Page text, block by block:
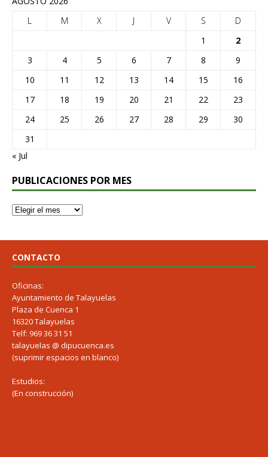
L
M X J V S
D
1
2
3
4 5 6 7 8
9
10
11 12 13 14 15
16
17
18 19 20 21 22
23
24
25 26 27 28 29
30
31
« Jul
PUBLICACIONES POR MES
CONTACTO
Oficinas:
Ayuntamiento de Talayuelas
Plaza de Cuenca 1
16320 Talayuelas
Telf: 969 36 31 51
talayuelas @ dipucuenca.es
(suprimir espacios en blanco)
Estudios:
(En construcción)